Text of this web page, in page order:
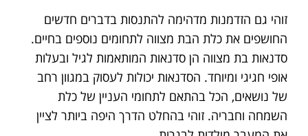
זוהי גם הזדמנות מדהימה להתנסות בדברים חדשים
החושפים את כלת הבת מצווה לתחומים נוספים בחיים.
סדנאות בת מצווה הן סדנאות המותאמות לגיל ובעלות
אופי חגיגי ומיוחד. הסדנאות יכולות לעסוק במגוון רחב
של נושאים, הכל בהתאם לתחומי העניין של כלת
השמחה וחבריה. זוהי בהחלט הדרך היפה ביותר לציין